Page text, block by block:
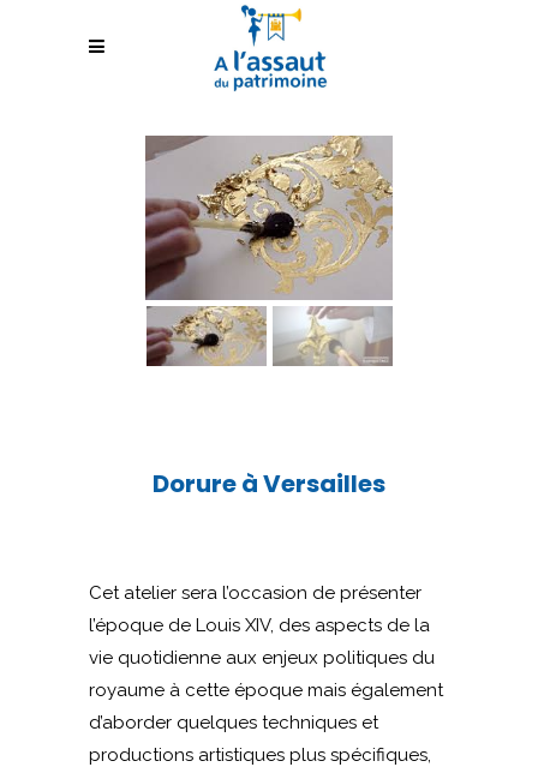
Dorure à Versailles
Cet atelier sera l’occasion de présenter
l’époque de Louis XIV, des aspects de la
vie quotidienne aux enjeux politiques du
royaume à cette époque mais également
d’aborder quelques techniques et
productions artistiques plus spécifiques,